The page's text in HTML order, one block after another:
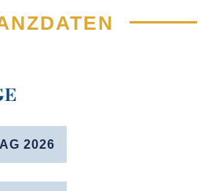
2026